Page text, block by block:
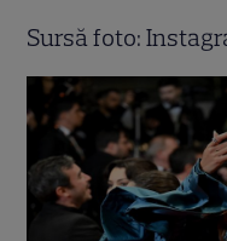
Sursă foto: